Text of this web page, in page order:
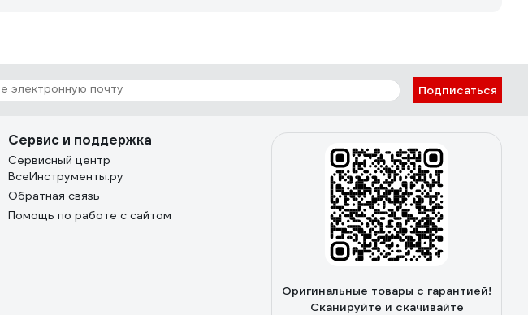
Подписаться
Сервис и поддержка
Сервисный центр
ВсеИнструменты.ру
Обратная связь
Помощь по работе с сайтом
Оригинальные товары с гарантией!
Сканируйте и скачивайте